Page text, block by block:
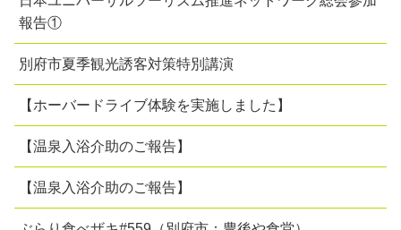
報告①
別府市夏季観光誘客対策特別講演
【ホーバードライブ体験を実施しました】
【温泉入浴介助のご報告】
【温泉入浴介助のご報告】